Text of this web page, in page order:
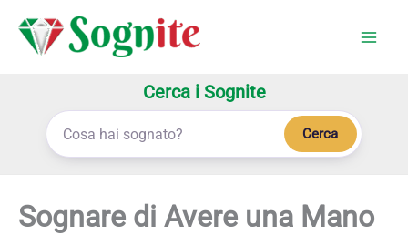
Cerca i Sognite
Cerca
Sognare di Avere una Mano